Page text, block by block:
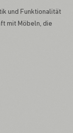
und Funktionalität
mit Möbeln, die